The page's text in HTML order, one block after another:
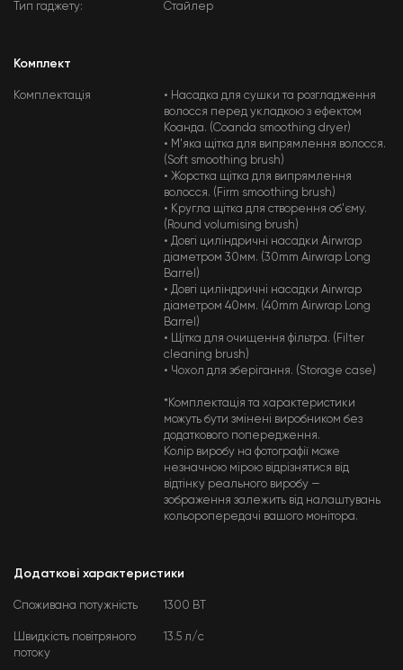
Тип гаджету: Стайлер
Комплект
Комплектація
• Насадка для сушки та розгладження
волосся перед укладкою з ефектом
Коанда. (Coanda smoothing dryer)
• М'яка щітка для випрямлення волосся.
(Soft smoothing brush)
• Жорстка щітка для випрямлення
волосся. (Firm smoothing brush)
• Кругла щітка для створення об'єму.
(Round volumising brush)
• Довгі циліндричні насадки Airwrap
діаметром 30мм. (30mm Airwrap Long
Barrel)
• Довгі циліндричні насадки Airwrap
діаметром 40мм. (40mm Airwrap Long
Barrel)
• Щітка для очищення фільтра. (Filter
cleaning brush)
• Чохол для зберігання. (Storage case)
*Комплектація та характеристики
можуть бути змінені виробником без
додаткового попередження.
Колір виробу на фотографії може
незначною мірою відрізнятися від
відтінку реального виробу —
зображення залежить від налаштувань
кольоропередачі вашого монітора.
Додаткові характеристики
Споживана потужність 1300 ВТ
Швидкість повітряного
потоку
13.5 л/с